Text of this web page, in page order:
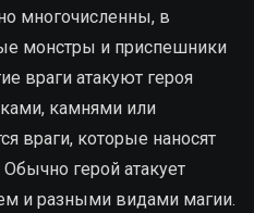
многочисленны, в
монстры и приспешники
враги атакуют героя
камнями или
враги, которые наносят
герой атакует
и разными видами магии.